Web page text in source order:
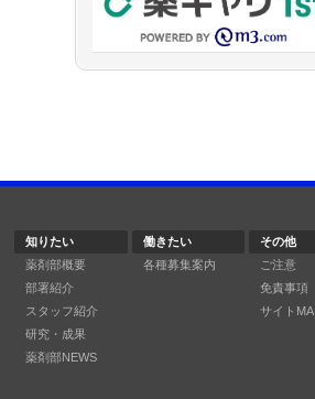
知りたい
薬剤部概要
部署紹介
スタッフ紹介
研究・成果
薬剤部NEWS
働きたい
各種募集案内
その他
ご注意
免責事項
サイト